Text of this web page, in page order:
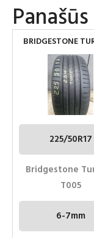
BRIDGESTONE
T005 225/50R17
225/50R17
Bridgestone
T005
6-7mm